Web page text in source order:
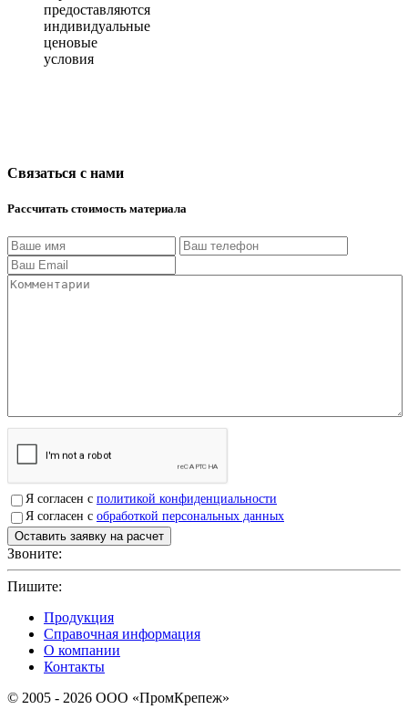
предоставляются
индивидуальные
ценовые
условия
Связаться с нами
Рассчитать стоимость материала
Я согласен с политикой конфиденциальности
Я согласен с обработкой персональных данных
Звоните:
Пишите:
Продукция
Справочная информация
О компании
Контакты
© 2005 - 2026 OOO «ПромКрепеж»